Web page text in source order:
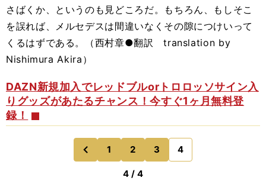
さばくか、というのも見どころだ。もちろん、もしそこ
を誤れば、メルセデスは間違いなくその隙につけいって
くるはずである。（西村章●翻訳 translation by
Nishimura Akira）
DAZN新規加入でレッドブルorトロロッソサイン入
りグッズがあたるチャンス！今すぐ1ヶ月無料登
録！
前
のページへ
1 2 3 4
4 / 4